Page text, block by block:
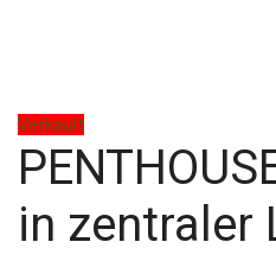
Verkauft
in zentraler